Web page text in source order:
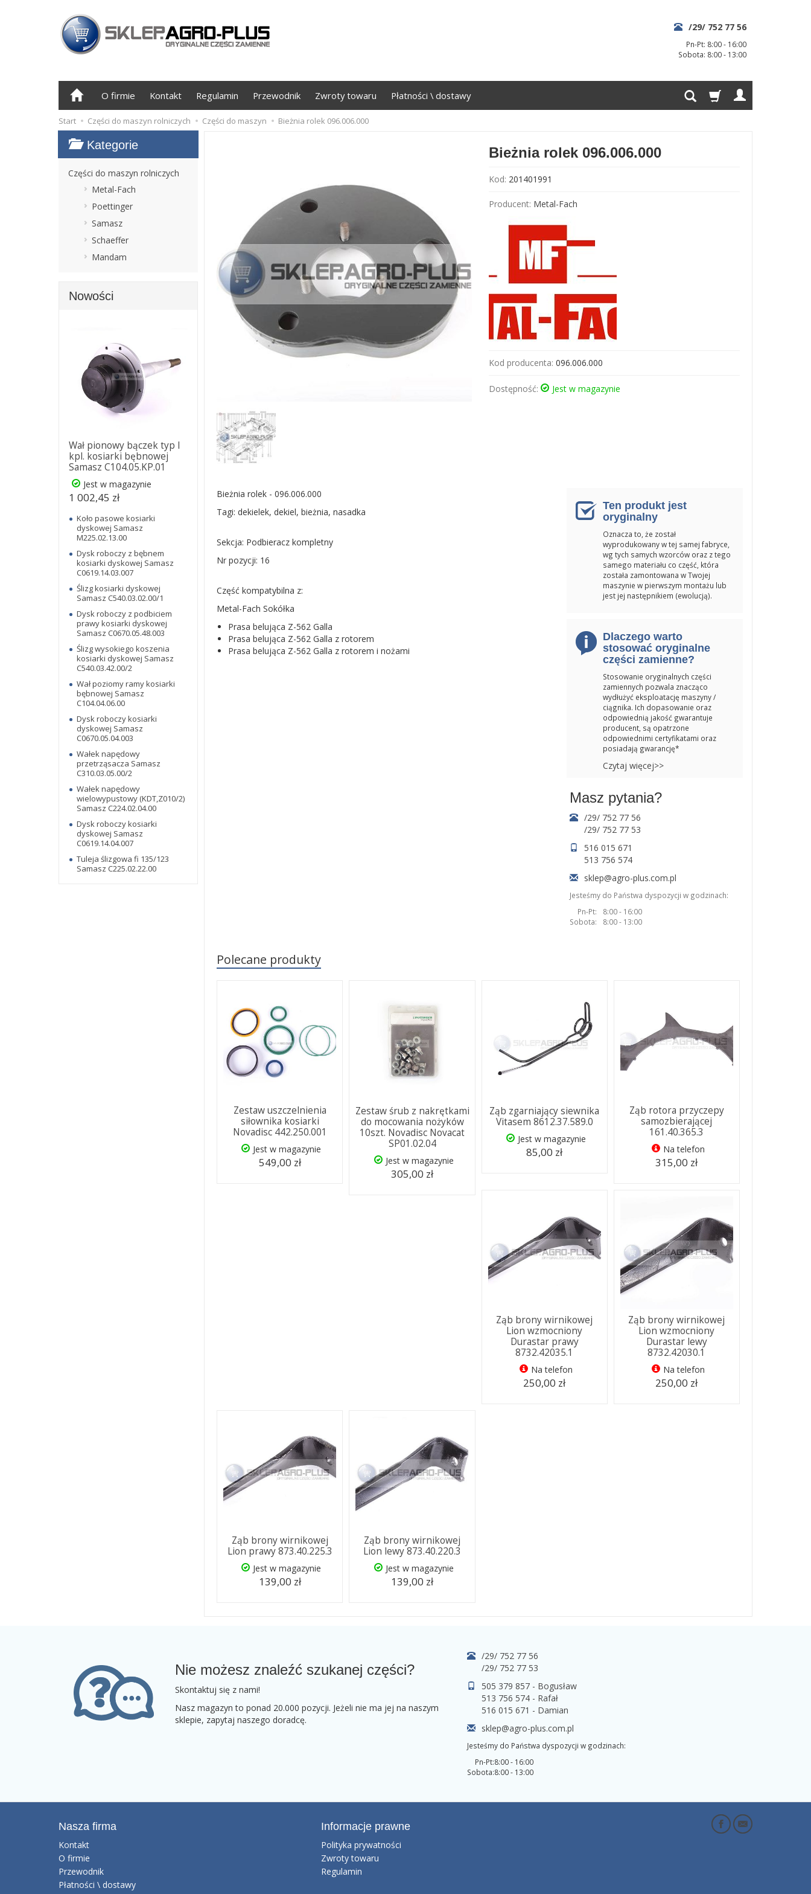
/29/ 752 77 56
Pn-Pt: 8:00 - 16:00
Sobota: 8:00 - 13:00
O firmie Kontakt Regulamin Przewodnik Zwroty towaru Płatności \ dostawy
Start Części do maszyn rolniczych Części do maszyn Bieżnia rolek 096.006.000
Bieżnia rolek 096.006.000
Kod: 201401991
Producent: Metal-Fach
Kod producenta: 096.006.000
Dostępność: Jest w magazynie
Bieżnia rolek - 096.006.000
Tagi: dekielek, dekiel, bieżnia, nasadka
Sekcja: Podbieracz kompletny
Nr pozycji: 16
Część kompatybilna z:
Metal-Fach Sokółka
Prasa belująca Z-562 Galla
Prasa belująca Z-562 Galla z rotorem
Prasa belująca Z-562 Galla z rotorem i nożami
Ten produkt jest
oryginalny
Oznacza to, że został
wyprodukowany w tej samej fabryce,
wg tych samych wzorców oraz z tego
samego materiału co część, która
została zamontowana w Twojej
maszynie w pierwszym montażu lub
jest jej następnikiem (ewolucją).
Dlaczego warto
stosować oryginalne
części zamienne?
Stosowanie oryginalnych części
zamiennych pozwala znacząco
wydłużyć eksploatację maszyny /
ciągnika. Ich dopasowanie oraz
odpowiednią jakość gwarantuje
producent, są opatrzone
odpowiednimi certyfikatami oraz
posiadają gwarancję*
Czytaj więcej>>
Masz pytania?
/29/ 752 77 56
/29/ 752 77 53
516 015 671
513 756 574
sklep@agro-plus.com.pl
Jesteśmy do Państwa dyspozycji w godzinach:
Pn-Pt:
Sobota:
8:00 - 16:00
8:00 - 13:00
Polecane produkty
Zestaw uszczelnienia
siłownika kosiarki
Novadisc 442.250.001
Jest w magazynie
549,00 zł
Zestaw śrub z nakrętkami
do mocowania nożyków
10szt. Novadisc Novacat
SP01.02.04
Jest w magazynie
305,00 zł
Ząb zgarniający siewnika
Vitasem 8612.37.589.0
Jest w magazynie
85,00 zł
Ząb rotora przyczepy
samozbierającej
161.40.365.3
Na telefon
315,00 zł
Ząb brony wirnikowej
Lion wzmocniony
Durastar prawy
8732.42035.1
Na telefon
250,00 zł
Ząb brony wirnikowej
Lion wzmocniony
Durastar lewy
8732.42030.1
Na telefon
250,00 zł
Ząb brony wirnikowej
Lion prawy 873.40.225.3
Jest w magazynie
139,00 zł
Ząb brony wirnikowej
Lion lewy 873.40.220.3
Jest w magazynie
139,00 zł
Kategorie
Części do maszyn rolniczych
Metal-Fach
Poettinger
Samasz
Schaeffer
Mandam
Nowości
Wał pionowy bączek typ I
kpl. kosiarki bębnowej
Samasz C104.05.KP.01
Jest w magazynie
1 002,45 zł
Koło pasowe kosiarki
dyskowej Samasz
M225.02.13.00
Dysk roboczy z bębnem
kosiarki dyskowej Samasz
C0619.14.03.007
Ślizg kosiarki dyskowej
Samasz C540.03.02.00/1
Dysk roboczy z podbiciem
prawy kosiarki dyskowej
Samasz C0670.05.48.003
Ślizg wysokiego koszenia
kosiarki dyskowej Samasz
C540.03.42.00/2
Wał poziomy ramy kosiarki
bębnowej Samasz
C104.04.06.00
Dysk roboczy kosiarki
dyskowej Samasz
C0670.05.04.003
Wałek napędowy
przetrząsacza Samasz
C310.03.05.00/2
Wałek napędowy
wielowypustowy (KDT,Z010/2)
Samasz C224.02.04.00
Dysk roboczy kosiarki
dyskowej Samasz
C0619.14.04.007
Tuleja ślizgowa fi 135/123
Samasz C225.02.22.00
Nie możesz znaleźć szukanej części?
Skontaktuj się z nami!
Nasz magazyn to ponad 20.000 pozycji. Jeżeli nie ma jej na naszym
sklepie, zapytaj naszego doradcę.
/29/ 752 77 56
/29/ 752 77 53
505 379 857 - Bogusław
513 756 574 - Rafał
516 015 671 - Damian
sklep@agro-plus.com.pl
Jesteśmy do Państwa dyspozycji w godzinach:
Pn-Pt:
Sobota:
8:00 - 16:00
8:00 - 13:00
Nasza firma
Kontakt
O firmie
Przewodnik
Płatności \ dostawy
Informacje prawne
Polityka prywatności
Zwroty towaru
Regulamin